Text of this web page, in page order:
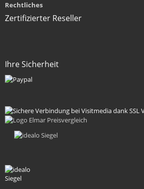
Rechtliches
Zertifizierter Reseller
Ihre Sicherheit